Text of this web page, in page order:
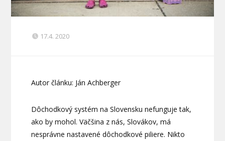
17.4. 2020
Autor článku: Ján Achberger
Dôchodkový systém na Slovensku nefunguje tak,
ako by mohol. Väčšina z nás, Slovákov, má
nesprávne nastavené dôchodkové piliere. Nikto